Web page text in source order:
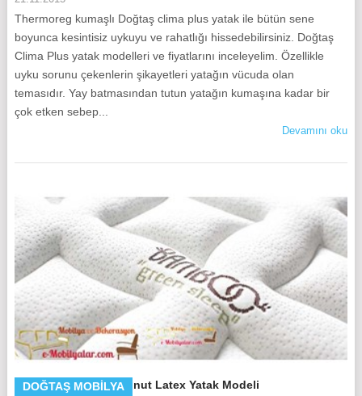
Thermoreg kumaşlı Doğtaş clima plus yatak ile bütün sene
boyunca kesintisiz uykuyu ve rahatlığı hissedebilirsiniz. Doğtaş
Clima Plus yatak modelleri ve fiyatlarını inceleyelim. Özellikle
uyku sorunu çekenlerin şikayetleri yatağın vücuda olan
temasıdır. Yay batmasından tutun yatağın kumaşına kadar bir
çok etken sebep...
Devamını oku
DOĞTAŞ MOBILYA
Doğtaş Mobilya Coconut Latex Yatak Modeli